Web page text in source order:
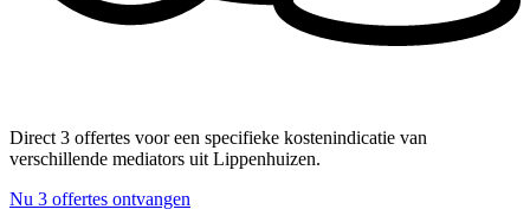
Direct 3 offertes voor een specifieke kostenindicatie van
verschillende mediators uit Lippenhuizen.
Nu 3 offertes ontvangen